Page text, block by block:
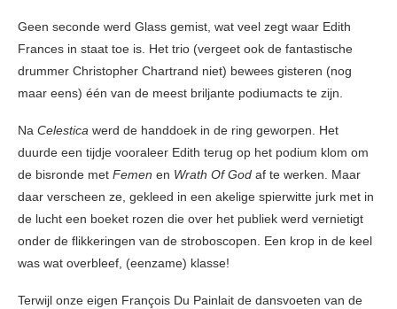
Geen seconde werd Glass gemist, wat veel zegt waar Edith
Frances in staat toe is. Het trio (vergeet ook de fantastische
drummer Christopher Chartrand niet) bewees gisteren (nog
maar eens) één van de meest briljante podiumacts te zijn.
Na Celestica werd de handdoek in de ring geworpen. Het
duurde een tijdje vooraleer Edith terug op het podium klom om
de bisronde met Femen en Wrath Of God af te werken. Maar
daar verscheen ze, gekleed in een akelige spierwitte jurk met in
de lucht een boeket rozen die over het publiek werd vernietigt
onder de flikkeringen van de stroboscopen. Een krop in de keel
was wat overbleef, (eenzame) klasse!
Terwijl onze eigen François Du Painlait de dansvoeten van de